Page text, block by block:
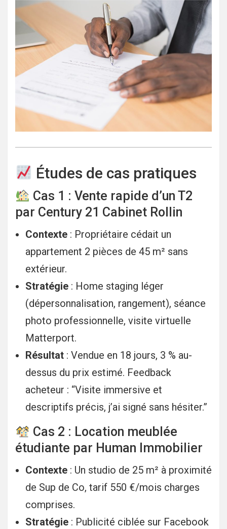
Études de cas pratiques
Cas 1 : Vente rapide d’un T2
par Century 21 Cabinet Rollin
Contexte : Propriétaire cédait un
appartement 2 pièces de 45 m² sans
extérieur.
Stratégie : Home staging léger
(dépersonnalisation, rangement), séance
photo professionnelle, visite virtuelle
Matterport.
Résultat : Vendue en 18 jours, 3 % au-
dessus du prix estimé. Feedback
acheteur : “Visite immersive et
descriptifs précis, j’ai signé sans hésiter.”
Cas 2 : Location meublée
étudiante par Human Immobilier
Contexte : Un studio de 25 m² à proximité
de Sup de Co, tarif 550 €/mois charges
comprises.
Stratégie : Publicité ciblée sur Facebook